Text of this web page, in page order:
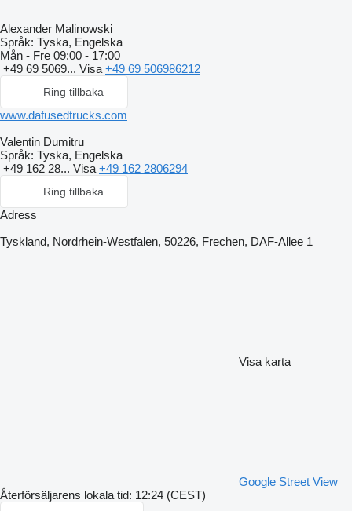
Alexander Malinowski
Språk: Tyska, Engelska
Mån - Fre 09:00 - 17:00
+49 69 5069... Visa +49 69 506986212
Ring tillbaka
www.dafusedtrucks.com
Valentin Dumitru
Språk: Tyska, Engelska
+49 162 28... Visa +49 162 2806294
Ring tillbaka
Adress
Tyskland, Nordrhein-Westfalen, 50226, Frechen, DAF-Allee 1
Visa karta
Google Street View
Återförsäljarens lokala tid: 12:24 (CEST)